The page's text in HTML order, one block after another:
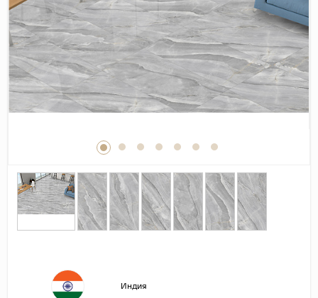
Дерево
Камень
Оникс
Бетон
Декор
Полированная
Матовая
Лаппатированная
Индия